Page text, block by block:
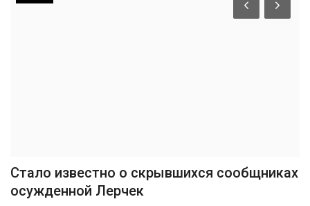
Стало известно о скрывшихся сообщниках
осужденной Лерчек